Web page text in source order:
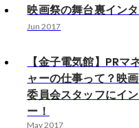
映画祭の舞台裏イン
Jun 2017
【金子電気館】PRマ
ャーの仕事って？映
委員会スタッフにイ
ー！
May 2017